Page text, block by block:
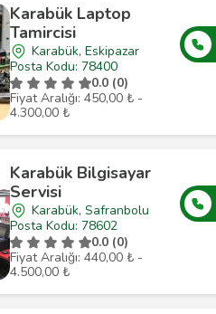
Karabük Laptop
Tamircisi
Karabük, Eskipazar
Posta Kodu: 78400
0.0 (0)
Fiyat Aralığı: 450,00 ₺ -
4.300,00 ₺
Karabük Bilgisayar
Servisi
Karabük, Safranbolu
Posta Kodu: 78602
0.0 (0)
Fiyat Aralığı: 440,00 ₺ -
4.500,00 ₺